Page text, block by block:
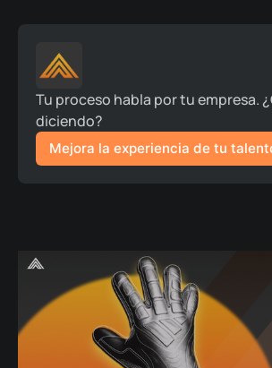
Tu proceso habla por tu empresa.
diciendo?
Mejora la experiencia de tu